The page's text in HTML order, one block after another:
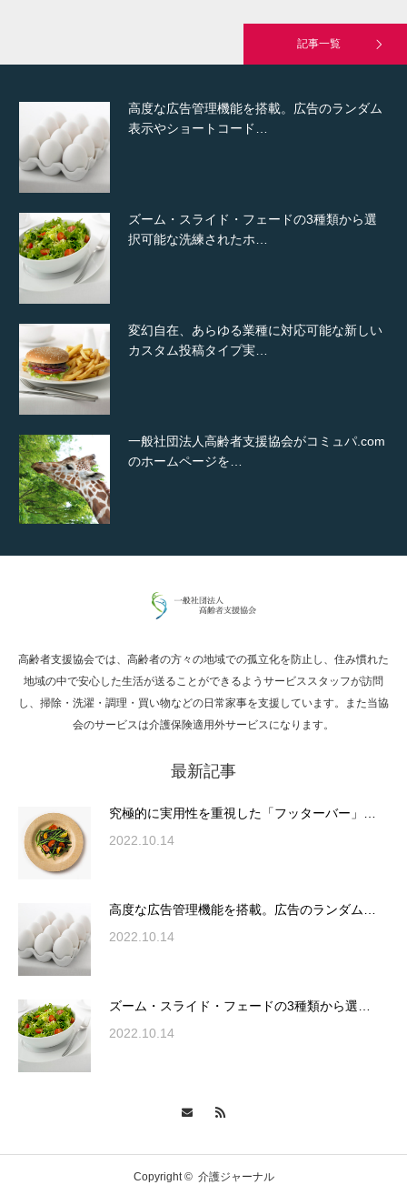
記事一覧
高度な広告管理機能を搭載。広告のランダム
表示やショートコード…
ズーム・スライド・フェードの3種類から選
択可能な洗練されたホ…
変幻自在、あらゆる業種に対応可能な新しい
カスタム投稿タイプ実…
一般社団法人高齢者支援協会がコミュパ.com
のホームページを…
通常投稿
Hello world!
究極的に実用性を重視した「フッターバー」
表示やショートコード…
ズーム・スライド・フェードの3種類から選
択可能な洗練されたホ…
変幻自在、あらゆる業種に対応可能な新しい
高齢者支援協会では、高齢者の方々の地域での孤立化を防止し、住み慣れた
地域の中で安心した生活が送ることができるようサービススタッフが訪問
し、掃除・洗濯・調理・買い物などの日常家事を支援しています。また当協
会のサービスは介護保険適用外サービスになります。
最新記事
究極的に実用性を重視した「フッターバー」…
2022.10.14
高度な広告管理機能を搭載。広告のランダム…
2022.10.14
ズーム・スライド・フェードの3種類から選…
2022.10.14
Copyright © 介護ジャーナル